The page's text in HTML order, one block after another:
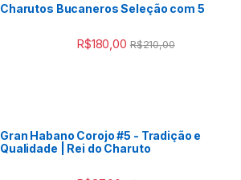
Charutos Bucaneros Seleção com 5
R$180,00 R$210,00
Gran Habano Corojo #5 - Tradição e
Qualidade | Rei do Charuto